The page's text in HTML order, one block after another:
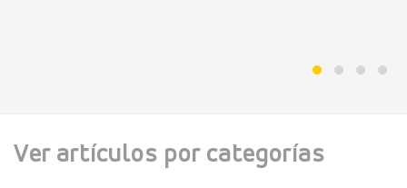
Ver artículos por categorías